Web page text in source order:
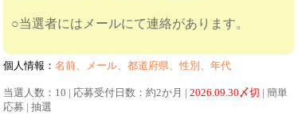
○当選者にはメールにて連絡があります。
個人情報： 名前、メール、都道府県、性別、年代
当選人数：10 | 応募受付日数：約2か月 | 2026.09.30〆切 | 簡単
応募 | 抽選